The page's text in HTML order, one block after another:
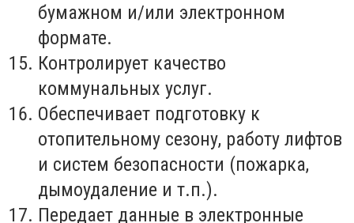
бумажном и/или электронном
формате.
Контролирует качество
коммунальных услуг.
Обеспечивает подготовку к
отопительному сезону, работу лифтов
и систем безопасности (пожарка,
дымоудаление и т.п.).
Передает данные в электронные